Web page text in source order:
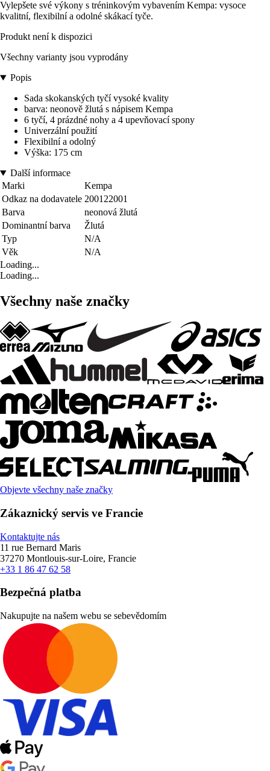
Vylepšete své výkony s tréninkovým vybavením Kempa: vysoce
kvalitní, flexibilní a odolné skákací tyče.
Produkt není k dispozici
Všechny varianty jsou vyprodány
Popis
Sada skokanských tyčí vysoké kvality
barva: neonově žlutá s nápisem Kempa
6 tyčí, 4 prázdné nohy a 4 upevňovací spony
Univerzální použití
Flexibilní a odolný
Výška: 175 cm
Další informace
Marki
Kempa
Odkaz na dodavatele 200122001
Barva
neonová žlutá
Dominantní barva
Žlutá
Typ
N/A
Věk
N/A
Loading...
Loading...
Všechny naše značky
Objevte všechny naše značky
Zákaznický servis ve Francie
Kontaktujte nás
11 rue Bernard Maris
37270 Montlouis-sur-Loire, Francie
+33 1 86 47 62 58
Bezpečná platba
Nakupujte na našem webu se sebevědomím